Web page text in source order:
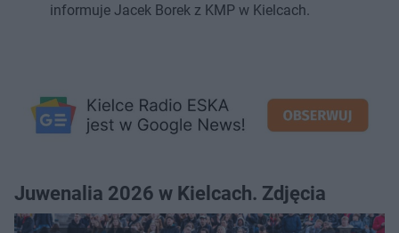
informuje Jacek Borek z KMP w Kielcach.
Juwenalia 2026 w Kielcach. Zdjęcia